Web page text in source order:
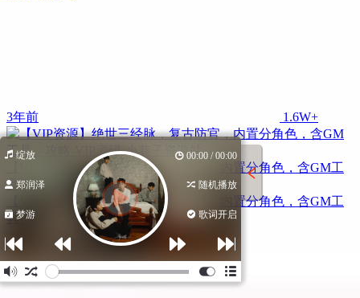
3年前 1.6W+
【VIP资源】绝世三经脉，复古防官，内置分角色，含GM工
具、攻略-VIP源码
【VIP资源】绝世三经脉，复古防官，内置分角色，含GM工
具、攻略-VIP...
绽放 00:00 / 00:00
郑润泽 随机播放
梦游 歌词开启